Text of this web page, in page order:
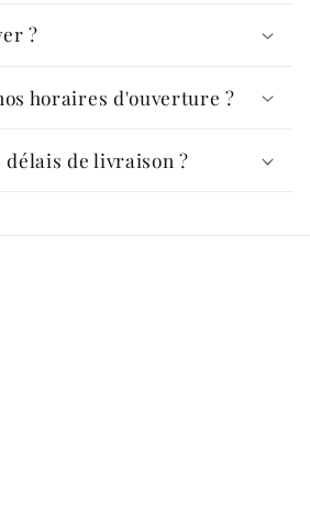
?
horaires d'ouverture ?
délais de livraison ?